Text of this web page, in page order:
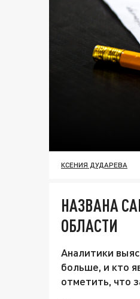
КСЕНИЯ ДУДАРЕВА
НАЗВАНА
ОБЛАСТИ
Аналитики
больше, и кто
отметить, что